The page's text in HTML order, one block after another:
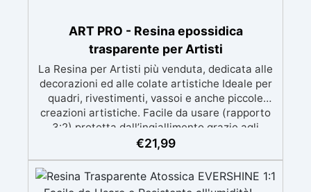
ART PRO - Resina epossidica
trasparente per Artisti
La Resina per Artisti più venduta, dedicata alle
decorazioni ed alle colate artistiche Ideale per
quadri, rivestimenti, vassoi e anche piccole
creazioni artistiche. Facile da usare (rapporto
3:2) protetta dall’ingiallimento grazie agli
speciali filtri UV Formula densa : non cola via,
in 12-24h garantendo una superficie lucida e
brillante
€21,99